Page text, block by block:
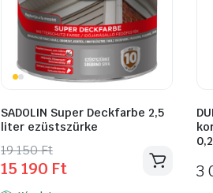
SADOLIN Super Deckfarbe 2,5
liter ezüstszürke
19 150Ft
Original
price
15 190 Ft
Current
price
3